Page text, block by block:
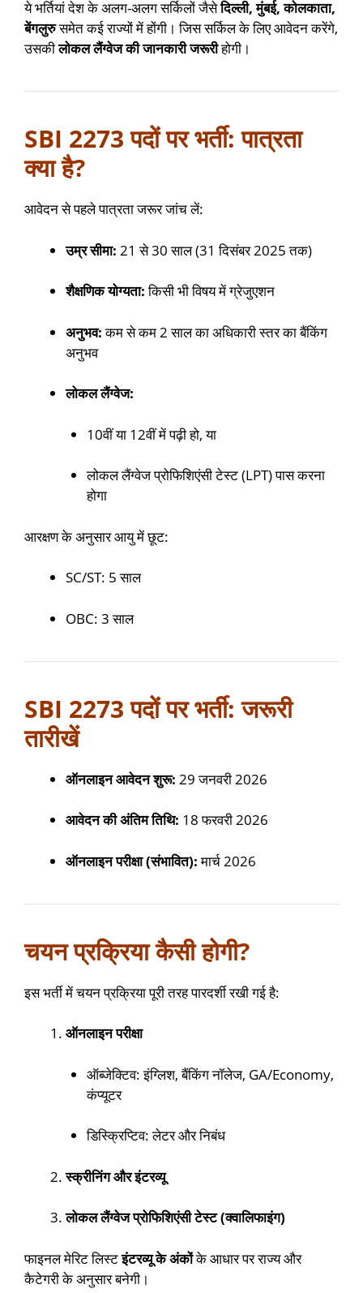
ये भर्तियां देश के अलग-अलग सर्किलों जैसेदिल्ली, मुंबई, कोलकाता,
बेंगलुरुसमेत कई राज्यों में होंगी। जिस सर्किल के लिए आवेदन करेंगे,
उसकीलोकल लैंग्वेज की जानकारी जरूरीहोगी।
SBI 2273 पदों पर भर्ती: पात्रता
क्या है?
आवेदन से पहले पात्रता जरूर जांच लें:
उम्र सीमा: 21 से 30 साल (31 दिसंबर 2025 तक)
शैक्षणिक योग्यता:किसी भी विषय में ग्रेजुएशन
अनुभव:कम से कम 2 साल का अधिकारी स्तर का बैंकिंग
अनुभव
लोकल लैंग्वेज:
10वीं या 12वीं में पढ़ी हो, या
लोकल लैंग्वेज प्रोफिशिएंसी टेस्ट (LPT) पास करना
होगा
आरक्षण के अनुसार आयु में छूट:
SC/ST: 5 साल
OBC: 3 साल
SBI 2273 पदों पर भर्ती: जरूरी
तारीखें
ऑनलाइन आवेदन शुरू: 29 जनवरी 2026
आवेदन की अंतिम तिथि: 18 फरवरी 2026
ऑनलाइन परीक्षा (संभावित):मार्च 2026
चयन प्रक्रिया कैसी होगी?
इस भर्ती में चयन प्रक्रिया पूरी तरह पारदर्शी रखी गई है:
ऑनलाइन परीक्षा
ऑब्जेक्टिव: इंग्लिश, बैंकिंग नॉलेज, GA/Economy,
कंप्यूटर
डिस्क्रिप्टिव: लेटर और निबंध
स्क्रीनिंग और इंटरव्यू
लोकल लैंग्वेज प्रोफिशिएंसी टेस्ट (क्वालिफाइंग)
फाइनल मेरिट लिस्टइंटरव्यू के अंकोंके आधार पर राज्य और
कैटेगरी के अनुसार बनेगी।